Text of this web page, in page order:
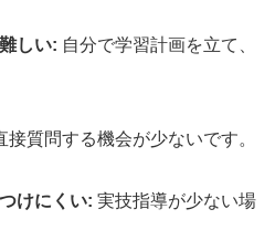
しい: 自分で学習計画を立て、
接質問する機会が少ないです。
けにくい: 実技指導が少ない場